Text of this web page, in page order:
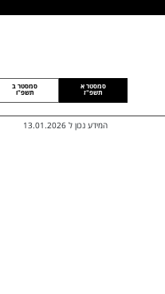
סמסטר א
תשפ"ז
סמסטר ב
תשפ"ו
המידע נכון ל 13.01.2026